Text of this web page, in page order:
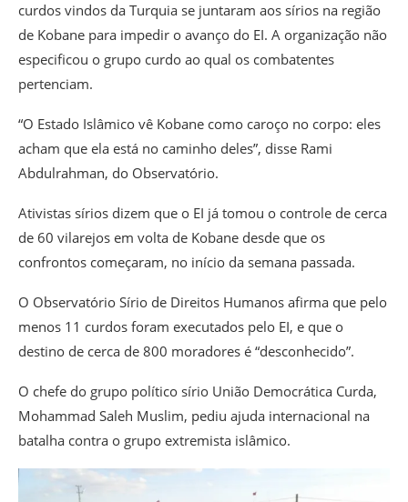
curdos vindos da Turquia se juntaram aos sírios na região
de Kobane para impedir o avanço do EI. A organização não
especificou o grupo curdo ao qual os combatentes
pertenciam.
“O Estado Islâmico vê Kobane como caroço no corpo: eles
acham que ela está no caminho deles”, disse Rami
Abdulrahman, do Observatório.
Ativistas sírios dizem que o EI já tomou o controle de cerca
de 60 vilarejos em volta de Kobane desde que os
confrontos começaram, no início da semana passada.
O Observatório Sírio de Direitos Humanos afirma que pelo
menos 11 curdos foram executados pelo EI, e que o
destino de cerca de 800 moradores é “desconhecido”.
O chefe do grupo político sírio União Democrática Curda,
Mohammad Saleh Muslim, pediu ajuda internacional na
batalha contra o grupo extremista islâmico.